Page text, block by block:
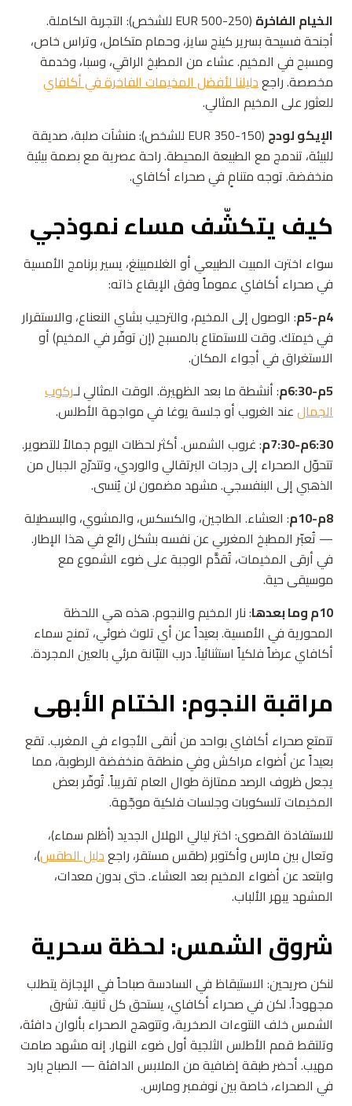
الخيام الفاخرة
(250-500 EUR للشخص): التجربة الكاملة.
أجنحة فسيحة بسرير كينج سايز، وحمام متكامل، وتراس خاص،
ومسبح في المخيم. عشاء من المطبخ الراقي، وسبا، وخدمة
مخصصة. راجعدليلنا لأفضل المخيمات الفاخرة في أكافاي
للعثور على المخيم المثالي.
الإيكو لودج
(150-350 EUR للشخص): منشآت صلبة، صديقة
للبيئة، تندمج مع الطبيعة المحيطة. راحة عصرية مع بصمة بيئية
منخفضة. توجه متنامٍ في صحراء أكافاي.
كيف يتكشّف مساء نموذجي
سواء اخترت المبيت الطبيعي أو الغلامبينغ، يسير برنامج الأمسية
في صحراء أكافاي عموماً وفق الإيقاع ذاته:
4م-5م
: الوصول إلى المخيم، والترحيب بشاي النعناع، والاستقرار
في خيمتك. وقت للاستمتاع بالمسبح (إن توفّر في المخيم) أو
الاستغراق في أجواء المكان.
5م-6:30م
: أنشطة ما بعد الظهيرة. الوقت المثالي لـركوب
الجمالعند الغروب أو جلسة يوغا في مواجهة الأطلس.
6:30م-7:30م
: غروب الشمس. أكثر لحظات اليوم جمالاً للتصوير.
تتحوّل الصحراء إلى درجات البرتقالي والوردي، وتتدرّج الجبال من
الذهبي إلى البنفسجي. مشهد مضمون لن يُنسى.
8م-10م
: العشاء. الطاجين، والكسكس، والمشوي، والبسطيلة
— تُعبّر المطبخ المغربي عن نفسه بشكل رائع في هذا الإطار.
في أرقى المخيمات، تُقدَّم الوجبة على ضوء الشموع مع
موسيقى حية.
10م وما بعدها
: نار المخيم والنجوم. هذه هي اللحظة
المحورية في الأمسية. بعيداً عن أي تلوث ضوئي، تمنح سماء
أكافاي عرضاً فلكياً استثنائياً. درب التبّانة مرئي بالعين المجردة.
مراقبة النجوم: الختام الأبهى
تتمتع صحراء أكافاي بواحد من أنقى الأجواء في المغرب. تقع
بعيداً عن أضواء مراكش وفي منطقة منخفضة الرطوبة، مما
يجعل ظروف الرصد ممتازة طوال العام تقريباً. تُوفّر بعض
المخيمات تلسكوبات وجلسات فلكية موجّهة.
للاستفادة القصوى: اختر ليالي الهلال الجديد (أظلم سماء)،
وتعال بين مارس وأكتوبر (طقس مستقر، راجعدليل الطقس)،
وابتعد عن أضواء المخيم بعد العشاء. حتى بدون معدات،
المشهد يبهر الألباب.
شروق الشمس: لحظة سحرية
لنكن صريحين: الاستيقاظ في السادسة صباحاً في الإجازة يتطلب
مجهوداً. لكن في صحراء أكافاي، يستحق كل ثانية. تشرق
الشمس خلف النتوءات الصخرية، وتتوهج الصحراء بألوان دافئة،
وتلتقط قمم الأطلس الثلجية أول ضوء النهار. إنه مشهد صامت
مهيب. أحضر طبقة إضافية من الملابس الدافئة — الصباح بارد
في الصحراء، خاصة بين نوفمبر ومارس.